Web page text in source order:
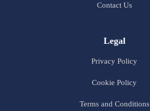
Contact Us
Legal
Privacy Policy
Cookie Policy
Terms and Conditions